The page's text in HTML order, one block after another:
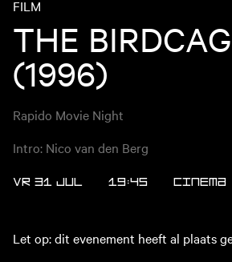
FILM
THE
(1996)
Rapido Movie Night
Intro: Nico van den Berg
VR 31 JUL 19:45 CINEMA
Let op: dit evenement heeft al plaats